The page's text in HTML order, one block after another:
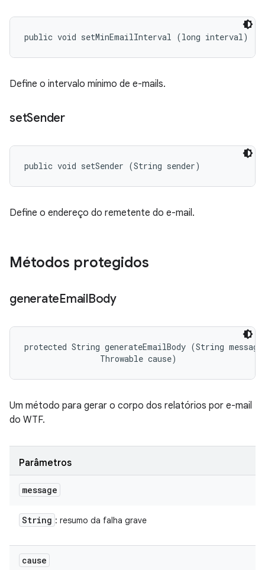
public void setMinEmailInterval (long interval)
Define o intervalo mínimo de e-mails.
setSender
public void setSender (String sender)
Define o endereço do remetente do e-mail.
Métodos protegidos
generateEmailBody
protected String generateEmailBody (String
                Throwable cause)
Um método para gerar o corpo dos relatórios por e-mail
do WTF.
Parâmetros
message
String : resumo da falha grave
cause